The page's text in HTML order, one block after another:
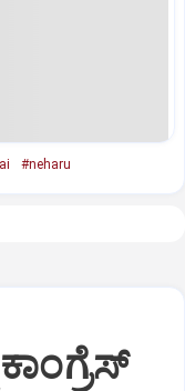
#neharu